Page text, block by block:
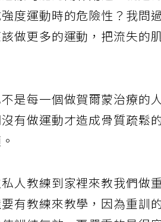
度運動時的危險性？我問
做更多的運動，把流失的
是每一個做賀爾蒙治療的
有做運動才造成骨質疏鬆的
人教練到家裡來教我們做
有教練來教學，因為重訓的